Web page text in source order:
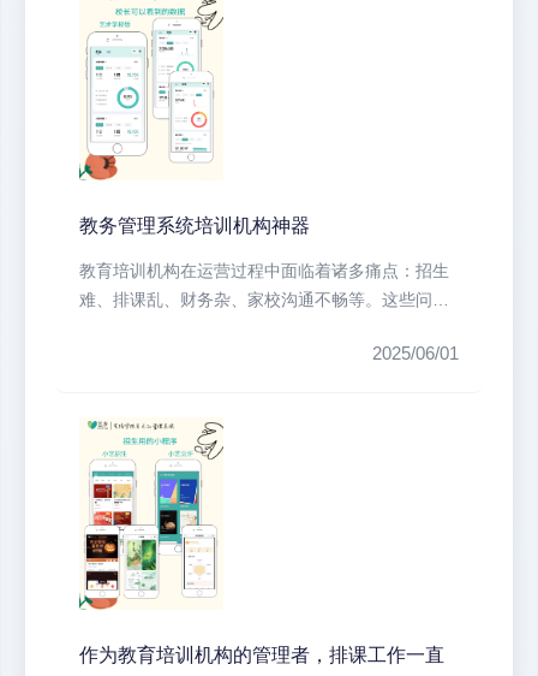
教务管理系统培训机构神器
教育培训机构在运营过程中面临着诸多痛点：招生
难、排课乱、财务杂、家校沟通不畅等。这些问题
2025/06/01
作为教育培训机构的管理者，排课工作一直